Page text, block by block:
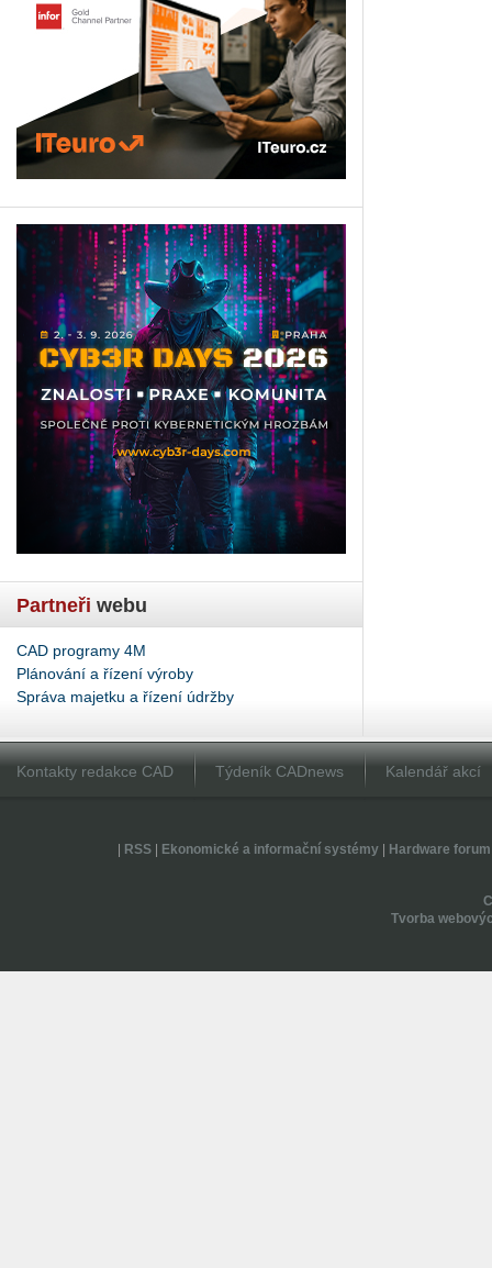
Partneři webu
CAD programy 4M
Plánování a řízení výroby
Správa majetku a řízení údržby
Kontakty redakce CAD Týdeník CADnews Kalendář akcí
RSS| Ekonomické a informační systémy| Hardware forum
Tvorba